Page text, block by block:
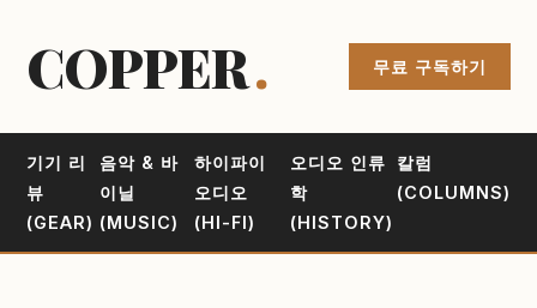
COPPER. 무료 구독하기
기기 리
뷰
(GEAR)
음악 & 바
이닐
(MUSIC)
하이파이
오디오
(HI-FI)
오디오 인류
학
(HISTORY)
칼럼
(COLUMNS)